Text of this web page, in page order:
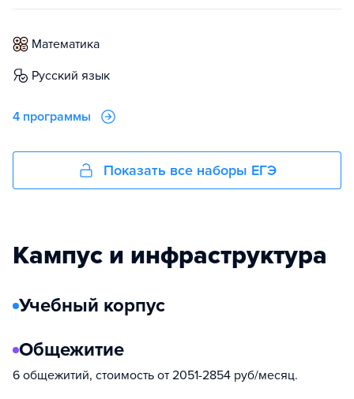
математика
русский язык
4 программы
Показать все наборы ЕГЭ
Кампус и инфраструктура
Учебный корпус
Общежитие
6 общежитий, стоимость от 2051-2854 руб/месяц.